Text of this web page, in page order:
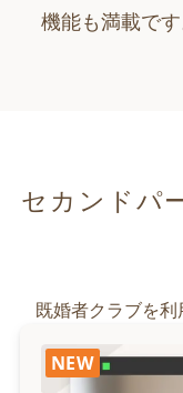
機能も満載です
セカンドパ
既婚者クラブを利
NEW